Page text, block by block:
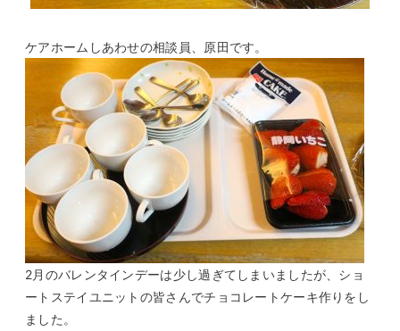
ケアホームしあわせの相談員、原田です。
2月のバレンタインデーは少し過ぎてしまいましたが、ショ
ートステイユニットの皆さんでチョコレートケーキ作りをし
ました。